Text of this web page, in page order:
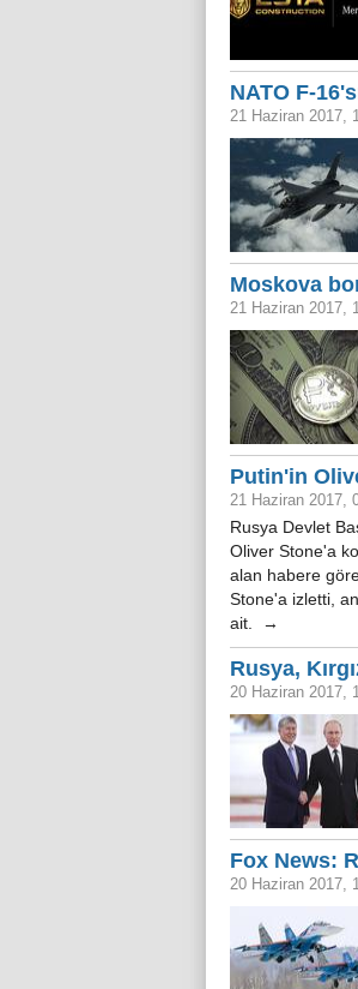
NATO F-
21 Haziran 2017,
Moskova
21 Haziran 2017,
Putin'in
21 Haziran 2017,
Rusya Devlet
Oliver Stone'a
alan habere
Stone'a izletti,
ait. →
Rusya,
20 Haziran 2017,
Fox News:
20 Haziran 2017,